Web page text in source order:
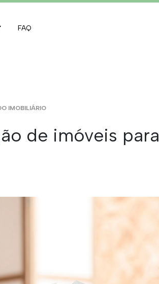
FAQ
IMOBILIÁRIO
de imóveis para